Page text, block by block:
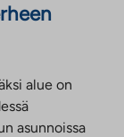
alue on
asunnoissa